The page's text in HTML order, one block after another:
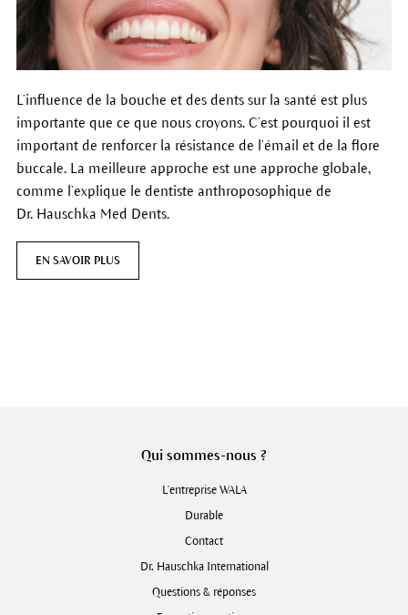
L’influence de la bouche et des dents sur la santé est plus
importante que ce que nous croyons. C’est pourquoi il est
important de renforcer la résistance de l’émail et de la flore
buccale. La meilleure approche est une approche globale,
comme l’explique le dentiste anthroposophique de
Dr. Hauschka Med Dents.
EN SAVOIR PLUS
Qui sommes-nous ?
L'entreprise WALA
Durable
Contact
Dr. Hauschka International
Questions & réponses